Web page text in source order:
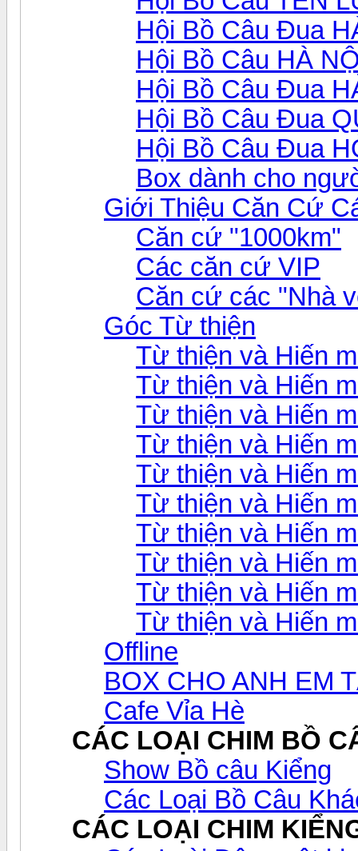
Hội Bồ Câu Đua
Hội Bồ Câu HÀ
Hội Bồ Câu Đua
Hội Bồ Câu Đua
Hội Bồ Câu Đua
Box dành cho
Giới Thiệu Căn Cứ
Căn cứ "1000km"
Các căn cứ VIP
Căn cứ các "Nhà
Góc Từ thiện
Từ thiện và Hiến
Từ thiện và Hiến
Từ thiện và Hiến
Từ thiện và Hiến
Từ thiện và Hiến
Từ thiện và Hiến
Từ thiện và Hiến
Từ thiện và Hiến
Từ thiện và Hiến
Từ thiện và Hiến
Offline
BOX CHO ANH EM
Cafe Vỉa Hè
CÁC LOẠI CHIM BỒ
Show Bồ câu Kiểng
Các Loại Bồ Câu
CÁC LOẠI CHIM